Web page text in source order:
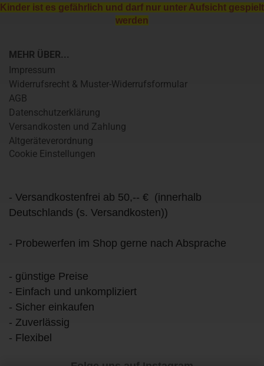
Kinder ist es gefährlich und darf nur unter Aufsicht gespielt
werden
MEHR ÜBER...
Impressum
Widerrufsrecht & Muster-Widerrufsformular
AGB
Datenschutzerklärung
Versandkosten und Zahlung
Altgeräteverordnung
Cookie Einstellungen
- Versandkostenfrei ab 50,-- € (innerhalb
Deutschlands (s. Versandkosten))
- Probewerfen im Shop gerne nach Absprache
- günstige Preise
- Einfach und unkompliziert
- Sicher einkaufen
- Zuverlässig
- Flexibel